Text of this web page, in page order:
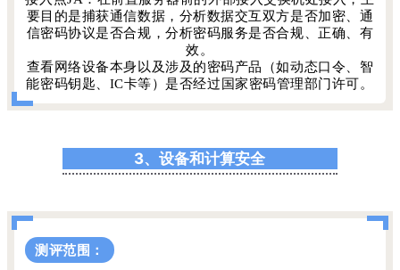
要目的是捕获通信数据，分析数据交互双方是否加密、通
信密码协议是否合规，分析密码服务是否合规、正确、有
效。
查看网络设备本身以及涉及的密码产品（如动态口令、智
能密码钥匙、IC卡等）是否经过国家密码管理部门许可。
3、设备和计算安全
测评范围：